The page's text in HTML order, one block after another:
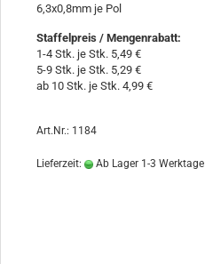
6,3x0,8mm je Pol
Staffelpreis / Mengenrabatt:
1-4 Stk. je Stk. 5,49 €
5-9 Stk. je Stk. 5,29 €
ab 10 Stk. je Stk. 4,99 €
Art.Nr.: 1184
Lieferzeit: Ab Lager 1-3 Werktage